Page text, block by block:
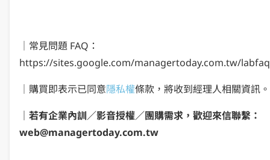
｜常見問題 FAQ：
https://sites.google.com/managertoday.com.tw/
｜購買即表示已同意隱私權條款，將收到經理人相關資訊。
｜若有企業內訓／影音授權／團購需求，歡迎來信聯繫：
web@managertoday.com.tw